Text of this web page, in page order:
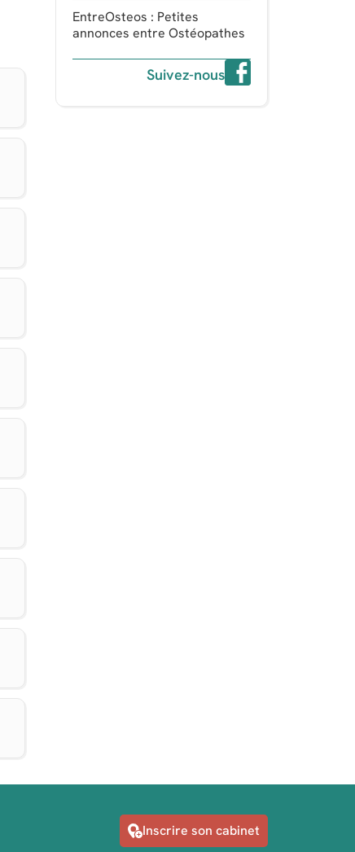
EntreOsteos : Petites
annonces entre Ostéopathes
Suivez-nous
Inscrire son cabinet